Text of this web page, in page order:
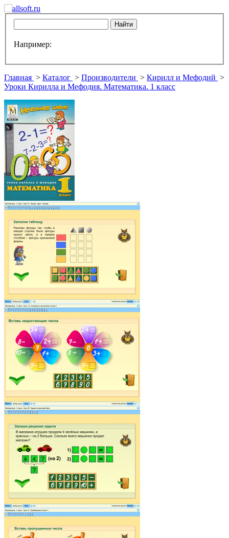
Например:
Главная > Каталог > Производители > Кирилл и Мефодий >
Уроки Кирилла и Мефодия. Математика. 1 класс